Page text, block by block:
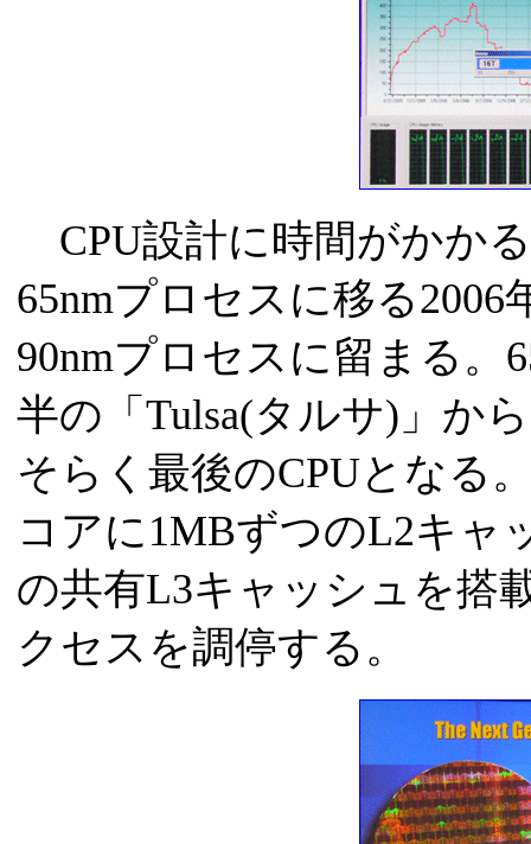
CPU設計に時間がかか
65nmプロセスに移る2006
90nmプロセスに留まる。
半の「Tulsa(タルサ)」か
そらく最後のCPUとなる
コアに1MBずつのL2キャ
の共有L3キャッシュを搭
クセスを調停する。